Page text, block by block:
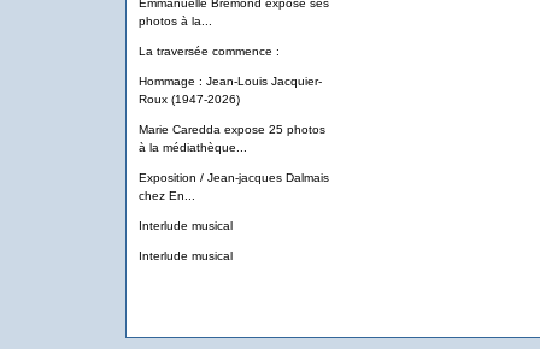
Emmanuelle Brémond expose ses
photos à la...
La traversée commence :
Hommage : Jean-Louis Jacquier-
Roux (1947-2026)
Marie Caredda expose 25 photos
à la médiathèque...
Exposition / Jean-jacques Dalmais
chez En...
Interlude musical
Interlude musical